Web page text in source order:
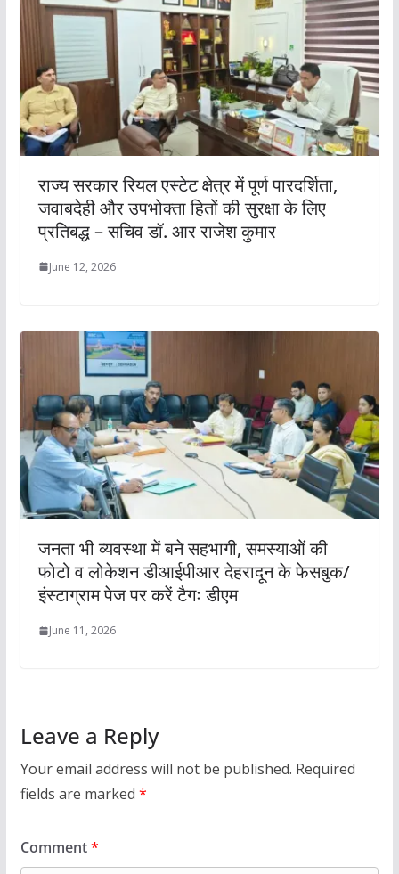
राज्य सरकार रियल एस्टेट क्षेत्र में पूर्ण पारदर्शिता,
जवाबदेही और उपभोक्ता हितों की सुरक्षा के लिए
प्रतिबद्ध – सचिव डॉ. आर राजेश कुमार
June 12, 2026
जनता भी व्यवस्था में बने सहभागी, समस्याओं की
फोटो व लोकेशन डीआईपीआर देहरादून के फेसबुक/
इंस्टाग्राम पेज पर करें टैगः डीएम
June 11, 2026
Leave a Reply
Your email address will not be published. Required
fields are marked *
Comment*